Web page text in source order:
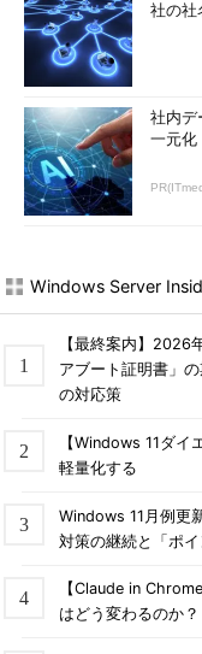
社の社
社内
一元化
Windows Server
【最終案内】
アブート証明書」
の対応策
【Windows 11ダ
軽量化する
Windows 11月例更
対策の継続と「ポ
【Claude in
はどう変わるのか？